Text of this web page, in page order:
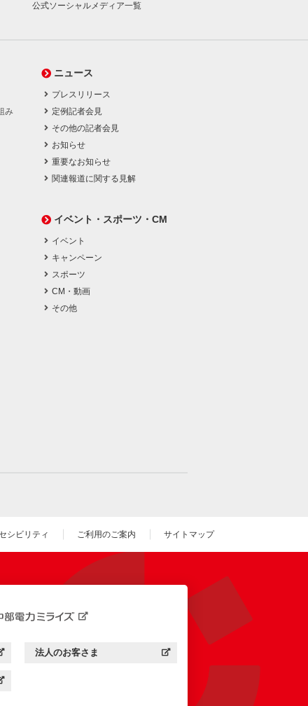
公式ソーシャルメディア一覧
み
ニュース
プレスリリース
定例記者会見
その他の記者会見
お知らせ
重要なお知らせ
関連報道に関する見解
イベント・スポーツ・CM
イベント
キャンペーン
スポーツ
CM・動画
その他
シビリティ ご利用のご案内 サイトマップ
中部電力ミライズ：
法人のお客さま
（新しいウィンドウを開きます）